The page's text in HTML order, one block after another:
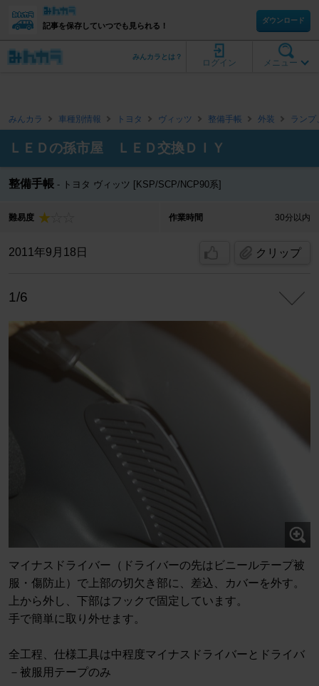
記事を保存していつでも見られる！
ダウンロード
メニュー
ログイン
みんカラとは？
みんカラ 車種別情報 トヨタ ヴィッツ 整備手帳 外装 ランプ
ＬＥＤの孫市屋 ＬＥＤ交換ＤＩＹ
整備手帳 トヨタ ヴィッツ [KSP/SCP/NCP90系]
難易度 作業時間 30分以内
2011年9月18日 クリップ
1/6
マイナスドライバー（ドライバーの先はビニールテープ被
服・傷防止）で上部の切欠き部に、差込、カバーを外す。
上から外し、下部はフックで固定しています。
手で簡単に取り外せます。
全工程、仕様工具は中程度マイナスドライバーとドライバ
－被服用テープのみ